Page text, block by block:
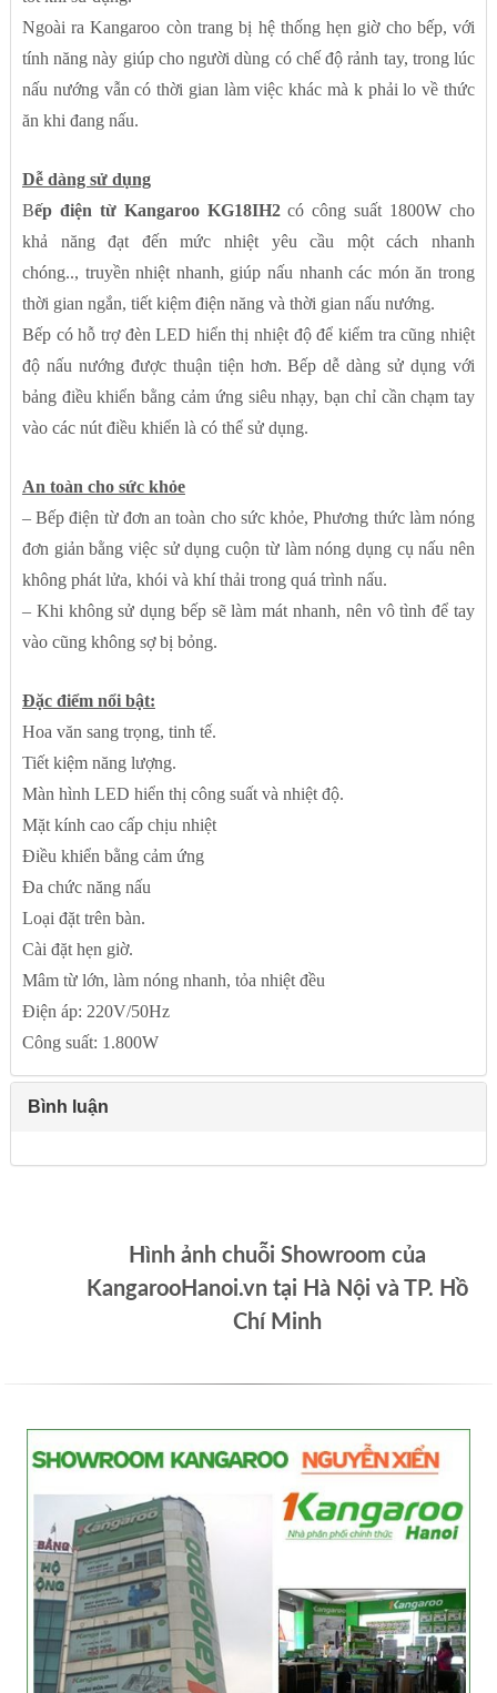
Ngoài ra Kangaroo còn trang bị hệ thống hẹn giờ cho bếp, với
tính năng này giúp cho người dùng có chế độ rảnh tay, trong lúc
nấu nướng vẫn có thời gian làm việc khác mà k phải lo về thức
ăn khi đang nấu.
Dễ dàng sử dụng
Bếp điện từ Kangaroo KG18IH2có công suất 1800W cho
khả năng đạt đến mức nhiệt yêu cầu một cách nhanh
chóng.., truyền nhiệt nhanh, giúp nấu nhanh các món ăn trong
thời gian ngắn, tiết kiệm điện năng và thời gian nấu nướng.
Bếp có hỗ trợ đèn LED hiển thị nhiệt độ để kiểm tra cũng nhiệt
độ nấu nướng được thuận tiện hơn. Bếp dễ dàng sử dụng với
bảng điều khiển bằng cảm ứng siêu nhạy, bạn chỉ cần chạm tay
vào các nút điều khiển là có thể sử dụng.
An toàn cho sức khỏe
– Bếp điện từ đơn an toàn cho sức khỏe, Phương thức làm nóng
đơn giản bằng việc sử dụng cuộn từ làm nóng dụng cụ nấu nên
không phát lửa, khói và khí thải trong quá trình nấu.
– Khi không sử dụng bếp sẽ làm mát nhanh, nên vô tình để tay
vào cũng không sợ bị bỏng.
Đặc điểm nổi bật:
Hoa văn sang trọng, tinh tế.
Tiết kiệm năng lượng.
Màn hình LED hiển thị công suất và nhiệt độ.
Mặt kính cao cấp chịu nhiệt
Điều khiển bằng cảm ứng
Đa chức năng nấu
Loại đặt trên bàn.
Cài đặt hẹn giờ.
Mâm từ lớn, làm nóng nhanh, tỏa nhiệt đều
Điện áp: 220V/50Hz
Công suất: 1.800W
Bình luận
Hình ảnh chuỗi Showroom của
KangarooHanoi.vn tại Hà Nội và TP. Hồ
Chí Minh